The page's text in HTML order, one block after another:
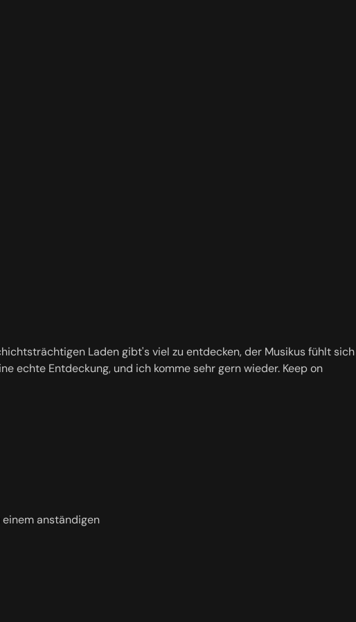
Laden gibt's viel zu entdecken, der Musikus fühlt sich
echte Entdeckung, und ich komme sehr gern wieder. Keep on
anständigen